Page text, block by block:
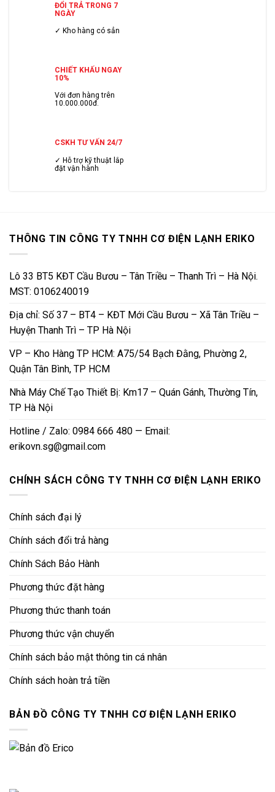
ĐỔI TRẢ TRONG 7
NGÀY
✓ Kho hàng có sẳn
CHIẾT KHẤU NGAY
10%
Với đơn hàng trên
10.000.000đ.
CSKH TƯ VẤN 24/7
✓ Hỗ trợ kỹ thuật lắp
đặt vận hành
THÔNG TIN CÔNG TY TNHH CƠ ĐIỆN LẠNH ERIKO
Lô 33 BT5 KĐT Cầu Bươu – Tân Triều – Thanh Trì – Hà Nội.
MST: 0106240019
Địa chỉ: Số 37 – BT4 – KĐT Mới Cầu Bươu – Xã Tân Triều –
Huyện Thanh Trì – TP Hà Nội
VP – Kho Hàng TP HCM: A75/54 Bạch Đằng, Phường 2,
Quận Tân Bình, TP HCM
Nhà Máy Chế Tạo Thiết Bị: Km17 – Quán Gánh, Thường Tín,
TP Hà Nội
Hotline / Zalo: 0984 666 480 — Email:
erikovn.sg@gmail.com
CHÍNH SÁCH CÔNG TY TNHH CƠ ĐIỆN LẠNH ERIKO
Chính sách đại lý
Chính sách đổi trả hàng
Chính Sách Bảo Hành
Phương thức đặt hàng
Phương thức thanh toán
Phương thức vận chuyển
Chính sách bảo mật thông tin cá nhân
Chính sách hoàn trả tiền
BẢN ĐỒ CÔNG TY TNHH CƠ ĐIỆN LẠNH ERIKO